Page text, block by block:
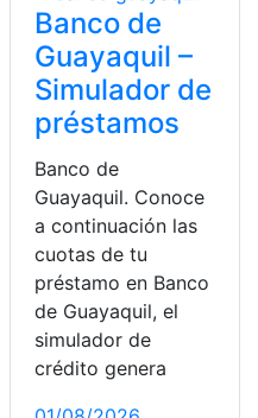
Banco de
Guayaquil –
Simulador de
préstamos
Banco de
Guayaquil. Conoce
a continuación las
cuotas de tu
préstamo en Banco
de Guayaquil, el
simulador de
crédito genera